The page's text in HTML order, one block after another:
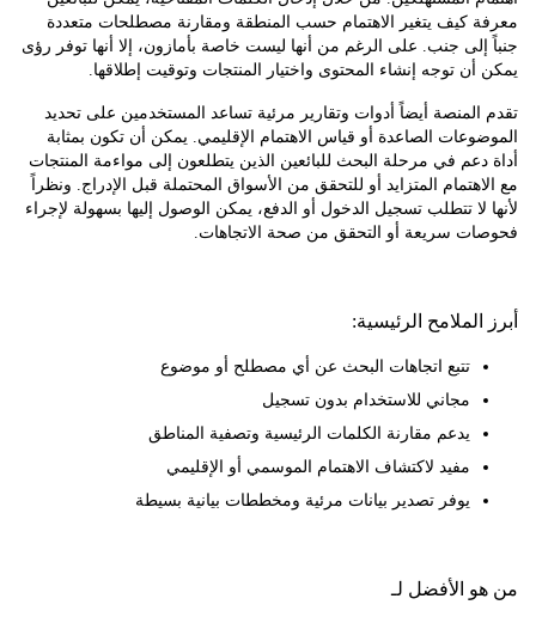
كيف يتغير الاهتمام حسب المنطقة ومقارنة مصطلحات متعددة
جنب. على الرغم من أنها ليست خاصة بأمازون، إلا أنها توفر رؤى
توجه إنشاء المحتوى واختيار المنتجات وتوقيت إطلاقها.
أيضاً أدوات وتقارير مرئية تساعد المستخدمين على تحديد
الصاعدة أو قياس الاهتمام الإقليمي. يمكن أن تكون بمثابة
في مرحلة البحث للبائعين الذين يتطلعون إلى مواءمة المنتجات
المتزايد أو للتحقق من الأسواق المحتملة قبل الإدراج. ونظراً
لا تتطلب تسجيل الدخول أو الدفع، يمكن الوصول إليها بسهولة لإجراء
سريعة أو التحقق من صحة الاتجاهات.
الرئيسية:
تتبع اتجاهات البحث عن أي مصطلح أو موضوع
مجاني للاستخدام بدون تسجيل
يدعم مقارنة الكلمات الرئيسية وتصفية المناطق
مفيد لاكتشاف الاهتمام الموسمي أو الإقليمي
يوفر تصدير بيانات مرئية ومخططات بيانية بسيطة
الأفضل لـ